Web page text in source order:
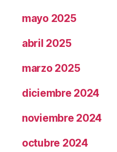
mayo 2025
abril 2025
marzo 2025
diciembre 2024
noviembre 2024
octubre 2024